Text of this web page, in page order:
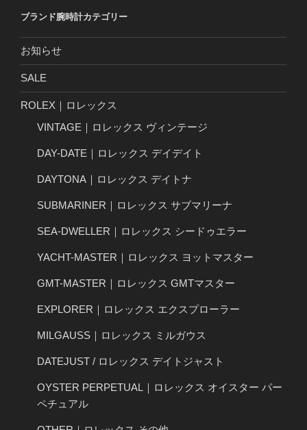
ブランド腕時計カテゴリー
お知らせ
SALE
ROLEX｜ロレックス
VINTAGE｜ロレックス ヴィンテージ
DAY-DATE｜ロレックス デイデイト
DAYTONA｜ロレックス デイトナ
SUBMARINER｜ロレックス サブマリーナ
SEA-DWELLER｜ロレックス シードゥエラー
YACHT-MASTER｜ロレックス ヨットマスター
GMT-MASTER｜ロレックス GMTマスター
EXPLORER｜ロレックス エクスプローラー
MILGAUSS｜ロレックス ミルガウス
DATEJUST / ロレックス デイトジャスト
OYSTER PERPETUAL｜ロレックス オイスター パー
ペチュアル